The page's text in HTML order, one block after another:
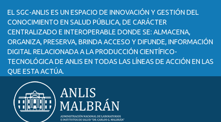
EL SGC-ANLIS ES UN ESPACIO DE INNOVACIÓN Y GESTIÓN DEL
CONOCIMIENTO EN SALUD PÚBLICA, DE CARÁCTER
CENTRALIZADO E INTEROPERABLE DONDE SE: ALMACENA,
ORGANIZA, PRESERVA, BRINDA ACCESO Y DIFUNDE, INFORMACIÓN
DIGITAL RELACIONADA A LA PRODUCCIÓN CIENTÍFICO-
TECNOLÓGICA DE ANLIS EN TODAS LAS LÍNEAS DE ACCIÓN EN LAS
QUE ESTA ACTÚA.